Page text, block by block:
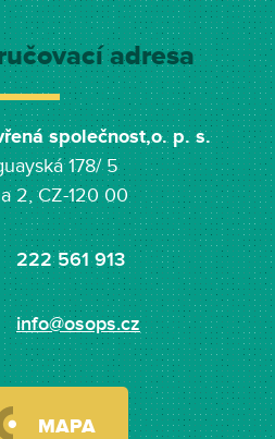
adresa
společnost,o. p. s.
178/ 5
2, CZ-120 00
222 561 913
info@osops.cz
MAPA